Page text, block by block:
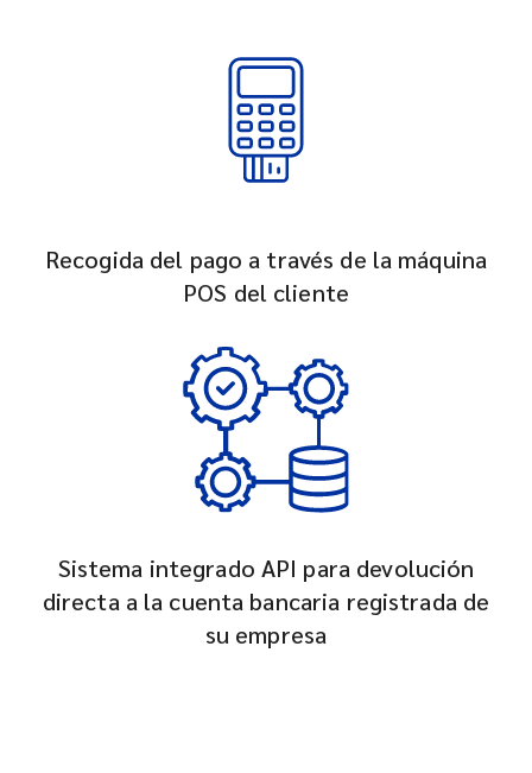
Recogida del pago a través de la máquina
POS del cliente
Sistema integrado API para devolución
directa a la cuenta bancaria registrada de
su empresa